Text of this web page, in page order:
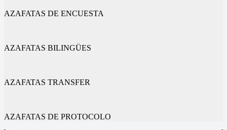
AZAFATAS DE ENCUESTA
AZAFATAS BILINGÜES
AZAFATAS TRANSFER
AZAFATAS DE PROTOCOLO